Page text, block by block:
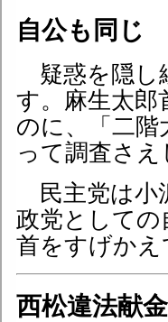
自公も同じ
疑惑を隠し
す。麻生太郎
のに、「二
って調査さ
民主党は小
政党として
首をすげか
西松違法献